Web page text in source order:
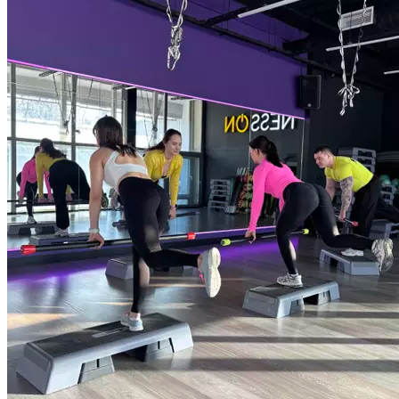
различного оборудования или без него. Использование
многосуставных повседневных движений во всех плоскостях
поможет вам улучшить качество жизни и сделать
повседневную активность безопасной. Продолжительность
55 мин.